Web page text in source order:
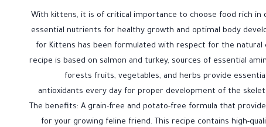
With kittens, it is of critical importance to choose food rich in
essential nutrients for healthy growth and optimal body
for Kittens has been formulated with respect for the natural
recipe is based on salmon and turkey, sources of essential
forests fruits, vegetables, and herbs provide
antioxidants every day for proper development of the
The benefits: A grain-free and potato-free formula that
for your growing feline friend. This recipe contains high-